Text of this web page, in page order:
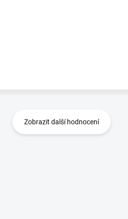
Zobrazit další hodnocení